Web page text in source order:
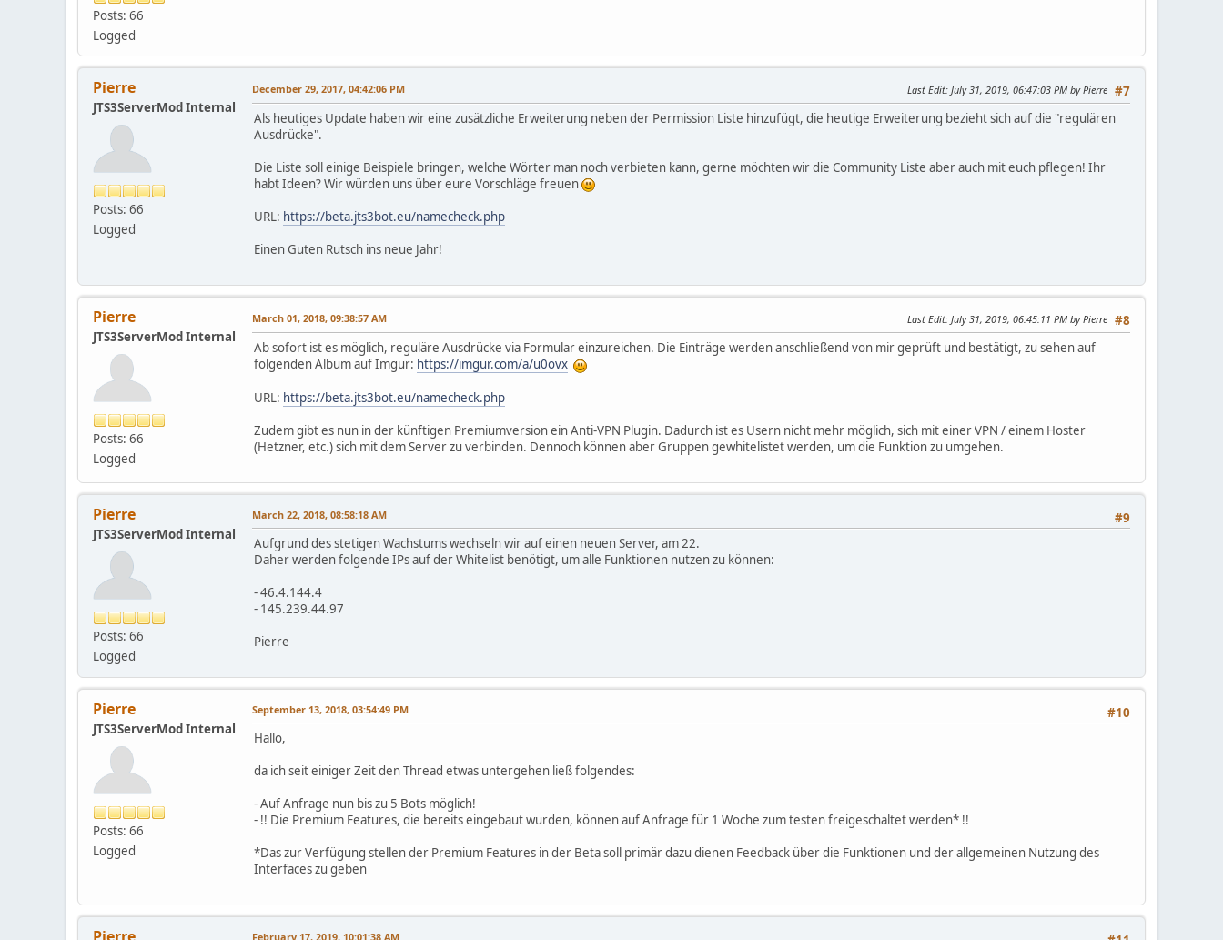
Posts: 66
Logged
Pierre
JTS3ServerMod Internal
Posts: 66
Logged
#7
December 29, 2017, 04:42:06 PM Last Edit: July 31, 2019, 06:47:03 PM by Pierre
Als heutiges Update haben wir eine zusätzliche Erweiterung neben der Permission Liste hinzufügt, die heutige Erweiterung bezieht sich auf die "regulären
Ausdrücke".
Die Liste soll einige Beispiele bringen, welche Wörter man noch verbieten kann, gerne möchten wir die Community Liste aber auch mit euch pflegen! Ihr
habt Ideen? Wir würden uns über eure Vorschläge freuen
URL: https://beta.jts3bot.eu/namecheck.php
Einen Guten Rutsch ins neue Jahr!
Pierre
JTS3ServerMod Internal
Posts: 66
Logged
#8
March 01, 2018, 09:38:57 AM Last Edit: July 31, 2019, 06:45:11 PM by Pierre
Ab sofort ist es möglich, reguläre Ausdrücke via Formular einzureichen. Die Einträge werden anschließend von mir geprüft und bestätigt, zu sehen auf
folgenden Album auf Imgur: https://imgur.com/a/u0ovx
URL: https://beta.jts3bot.eu/namecheck.php
Zudem gibt es nun in der künftigen Premiumversion ein Anti-VPN Plugin. Dadurch ist es Usern nicht mehr möglich, sich mit einer VPN / einem Hoster
(Hetzner, etc.) sich mit dem Server zu verbinden. Dennoch können aber Gruppen gewhitelistet werden, um die Funktion zu umgehen.
Pierre
JTS3ServerMod Internal
Posts: 66
Logged
#9
March 22, 2018, 08:58:18 AM
Aufgrund des stetigen Wachstums wechseln wir auf einen neuen Server, am 22.
Daher werden folgende IPs auf der Whitelist benötigt, um alle Funktionen nutzen zu können:
- 46.4.144.4
- 145.239.44.97
Pierre
Pierre
JTS3ServerMod Internal
Posts: 66
Logged
#10
September 13, 2018, 03:54:49 PM
Hallo,
da ich seit einiger Zeit den Thread etwas untergehen ließ folgendes:
- Auf Anfrage nun bis zu 5 Bots möglich!
- !! Die Premium Features, die bereits eingebaut wurden, können auf Anfrage für 1 Woche zum testen freigeschaltet werden* !!
*Das zur Verfügung stellen der Premium Features in der Beta soll primär dazu dienen Feedback über die Funktionen und der allgemeinen Nutzung des
Interfaces zu geben
February 17, 2019, 10:01:38 AM